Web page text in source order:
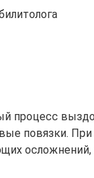
процесс
повязки.